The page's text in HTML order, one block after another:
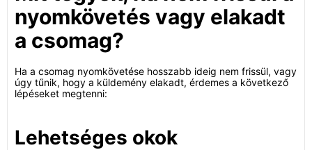
nyomkövetés vagy elakadt
a csomag?
Ha a csomag nyomkövetése hosszabb ideig nem frissül, vagy
úgy tűnik, hogy a küldemény elakadt, érdemes a következő
lépéseket megtenni:
Lehetséges okok